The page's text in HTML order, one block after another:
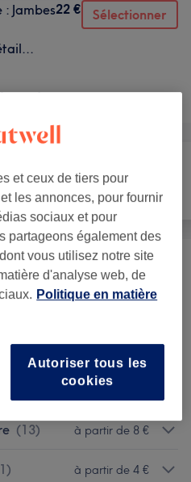
Jambes22 € Sélectionner
de prestations
Manucure et
des pieds
Épilation
à partir de 25 €
à partir de 0,50 €
(13) à partir de 8 €
1) à partir de 4 €
et ceux de tiers pour
les annonces, pour fournir
sociaux et pour
partageons également des
vous utilisez notre site
d'analyse web, de
Politique en matière
Autoriser tous les
cookies